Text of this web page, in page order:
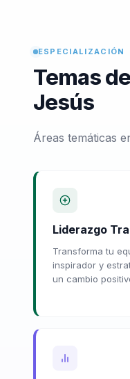
ESPECIALIZACIÓN
Temas
Jesús
Áreas temáticas
Liderazgo
Transforma tu
inspirador y
un cambio